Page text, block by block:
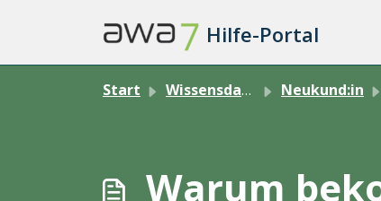
Hilfe-Portal
Start Wissensdatenbank Neukund:in
Warum